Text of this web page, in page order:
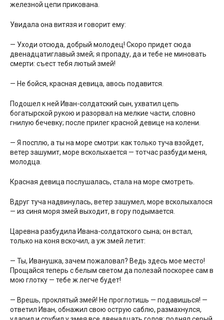
железной цепи прикована.
Увидала она витязя и говорит ему:
— Уходи отсюда, добрый молодец! Скоро придет сюда
двенадцатиглавый змей; я пропаду, да и тебе не миновать
смерти: съест тебя лютый змей!
— Не бойся, красная девица, авось подавится.
Подошел к ней Иван-солдатский сын, ухватил цепь
богатырской рукою и разорвал на мелкие части, словно
гнилую бечевку; после прилег красной девице на колени.
— Я посплю, а ты на море смотри: как только туча взойдет,
ветер зашумит, море всколыхается — тотчас разбуди меня,
молодца.
Красная девица послушалась, стала на море смотреть.
Вдруг туча надвинулась, ветер зашумел, море всколыхалося
— из синя моря змей выходит, в гору подымается.
Царевна разбудила Ивана-солдатского сына; он встал,
только на коня вскочил, а уж змей летит:
— Ты, Иванушка, зачем пожаловал? Ведь здесь мое место!
Прощайся теперь с белым светом да полезай поскорее сам в
мою глотку — тебе ж легче будет!
— Врешь, проклятый змей! Не проглотишь — подавишься! —
ответил Иван, обнажил свою острую саблю, размахнулся,